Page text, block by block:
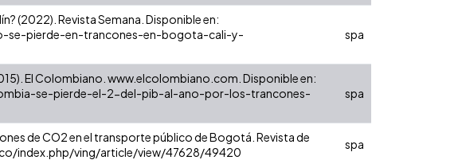
(2022). Revista Semana. Disponible en:
se-pierde-en-trancones-en-bogota-cali-y-
spa
El Colombiano. www.elcolombiano.com. Disponible en:
se-pierde-el-2-del-pib-al-ano-por-los-trancones-
spa
de CO2 en el transporte público de Bogotá. Revista de
index.php/ving/article/view/47628/49420
spa